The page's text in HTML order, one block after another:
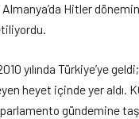
Almanya’da Hitler
yılında Türkiye’ye
heyet içinde yer aldı.
parlamento gündemine